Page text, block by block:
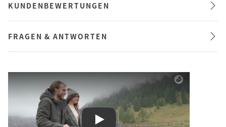
KUNDENBEWERTUNGEN
FRAGEN & ANTWORTEN
Play